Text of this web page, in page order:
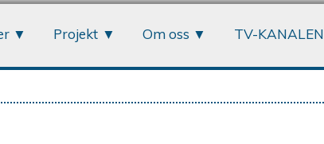
Projekt Om oss TV-KANALEN